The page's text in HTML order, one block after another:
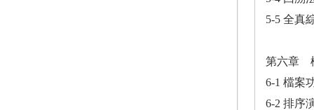
5-5 全真
第六章
6-1 檔案
6-2 排序